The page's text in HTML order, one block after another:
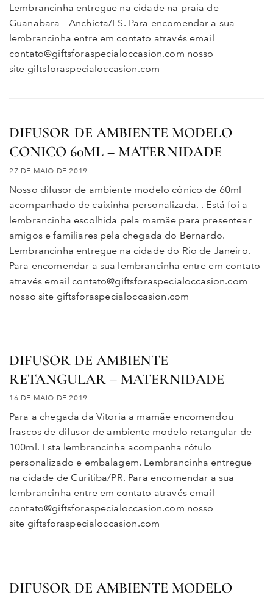
Lembrancinha entregue na cidade na praia de
Guanabara – Anchieta/ES. Para encomendar a sua
lembrancinha entre em contato através email
contato@giftsforaspecialoccasion.com nosso
site giftsforaspecialoccasion.com
DIFUSOR DE AMBIENTE MODELO
CONICO 60ML – MATERNIDADE
27 DE MAIO DE 2019
Nosso difusor de ambiente modelo cônico de 60ml
acompanhado de caixinha personalizada. . Está foi a
lembrancinha escolhida pela mamãe para presentear
amigos e familiares pela chegada do Bernardo.
Lembrancinha entregue na cidade do Rio de Janeiro.
Para encomendar a sua lembrancinha entre em contato
através email contato@giftsforaspecialoccasion.com
nosso site giftsforaspecialoccasion.com
DIFUSOR DE AMBIENTE
RETANGULAR – MATERNIDADE
16 DE MAIO DE 2019
Para a chegada da Vitoria a mamãe encomendou
frascos de difusor de ambiente modelo retangular de
100ml. Esta lembrancinha acompanha rótulo
personalizado e embalagem. Lembrancinha entregue
na cidade de Curitiba/PR. Para encomendar a sua
lembrancinha entre em contato através email
contato@giftsforaspecialoccasion.com nosso
site giftsforaspecialoccasion.com
DIFUSOR DE AMBIENTE MODELO